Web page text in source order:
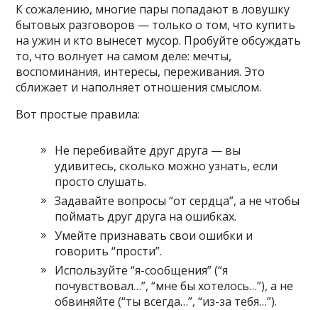
К сожалению, многие пары попадают в ловушку
бытовых разговоров — только о том, что купить
на ужин и кто вынесет мусор. Пробуйте обсуждать
то, что волнует на самом деле: мечты,
воспоминания, интересы, переживания. Это
сближает и наполняет отношения смыслом.
Вот простые правила:
Не перебивайте друг друга — вы
удивитесь, сколько можно узнать, если
просто слушать.
Задавайте вопросы “от сердца”, а не чтобы
поймать друг друга на ошибках.
Умейте признавать свои ошибки и
говорить “прости”.
Используйте “я-сообщения” (“я
почувствовал…”, “мне бы хотелось…”), а не
обвиняйте (“ты всегда…”, “из-за тебя…”).